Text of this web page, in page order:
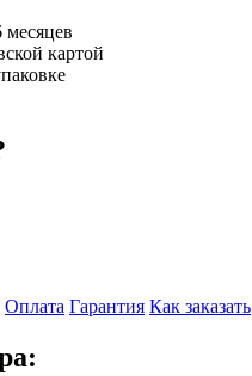
месяцев
картой
Оплата Гарантия Как заказать